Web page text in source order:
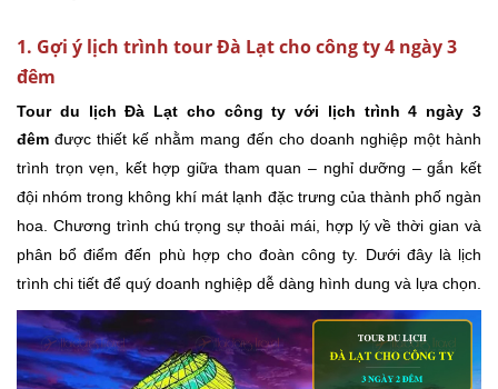
1. Gợi ý lịch trình tour Đà Lạt cho công ty 4 ngày 3
đêm
Tour du lịch Đà Lạt cho công ty với lịch trình 4 ngày 3
đêm được thiết kế nhằm mang đến cho doanh nghiệp một hành
trình trọn vẹn, kết hợp giữa tham quan – nghỉ dưỡng – gắn kết
đội nhóm trong không khí mát lạnh đặc trưng của thành phố ngàn
hoa. Chương trình chú trọng sự thoải mái, hợp lý về thời gian và
phân bổ điểm đến phù hợp cho đoàn công ty. Dưới đây là lịch
trình chi tiết để quý doanh nghiệp dễ dàng hình dung và lựa chọn.